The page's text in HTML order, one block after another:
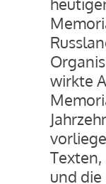
wirkte
Texten,
und